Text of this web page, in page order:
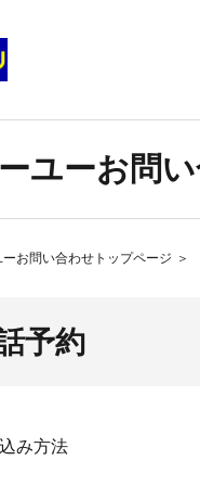
ユーお問
ーお問い合わせトップページ ＞
予約
み方法